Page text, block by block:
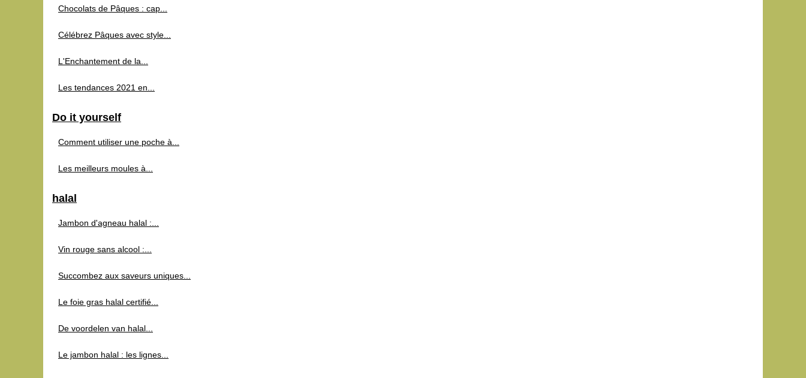
Chocolats de Pâques : cap...
Célébrez Pâques avec style...
L'Enchantement de la...
Les tendances 2021 en...
Do it yourself
Comment utiliser une poche à...
Les meilleurs moules à...
halal
Jambon d'agneau halal :...
Vin rouge sans alcool :...
Succombez aux saveurs uniques...
Le foie gras halal certifié...
De voordelen van halal...
Le jambon halal : les lignes...